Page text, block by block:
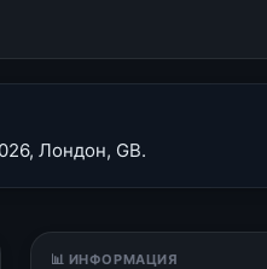
Лондон, GB.
📊 ИНФОРМАЦИЯ